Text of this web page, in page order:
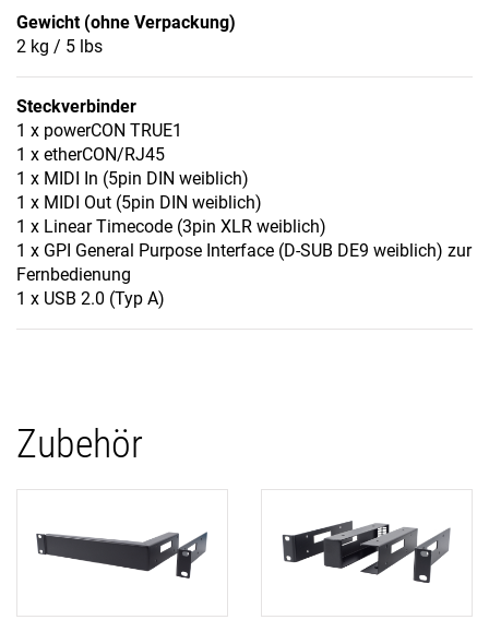
Gewicht (ohne Verpackung)
2 kg / 5 lbs
Steckverbinder
1 x powerCON TRUE1
1 x etherCON/RJ45
1 x MIDI In (5pin DIN weiblich)
1 x MIDI Out (5pin DIN weiblich)
1 x Linear Timecode (3pin XLR weiblich)
1 x GPI General Purpose Interface (D-SUB DE9 weiblich) zur
Fernbedienung
1 x USB 2.0 (Typ A)
Zubehör